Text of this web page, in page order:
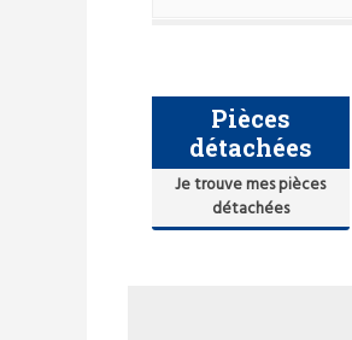
Pièces
détachées
Je trouve mes pièces
détachées